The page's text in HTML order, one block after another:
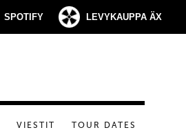
SPOTIFY LEVYKAUPPA ÄX
VIESTIT TOUR DATES